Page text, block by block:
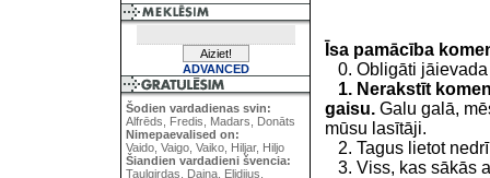
ADVANCED
Šodien vardadienas svin:
Alfrēds, Fredis, Madars, Donāts
Nimepaevalised on:
Vaido, Vaigo, Vaiko, Hiljar, Hiljo
Šiandien vardadieni švencia:
Taulgirdas, Daina, Elidijus,
Īsa pamācība
0. Obligāti jāievada
1. Nerakstīt
gaisu. Galu galā,
mūsu lasītāji.
2. Tagus lietot
3. Viss, kas sākās